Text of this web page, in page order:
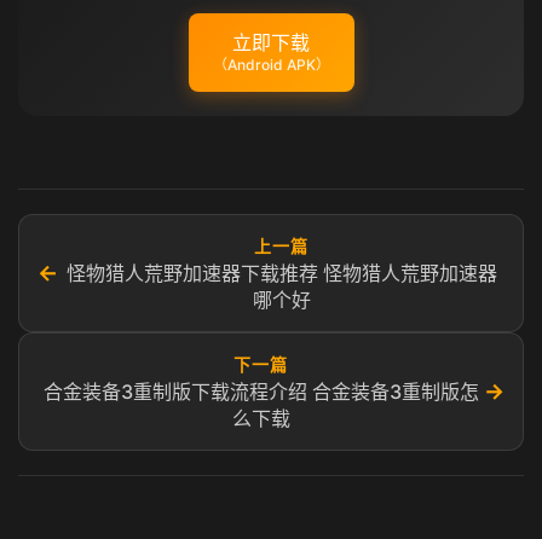
立即下载
（Android APK）
←
上一篇
怪物猎人荒野加速器下载推荐 怪物猎人荒野加速器
哪个好
下一篇
合金装备3重制版下载流程介绍 合金装备3重制版怎
么下载
→